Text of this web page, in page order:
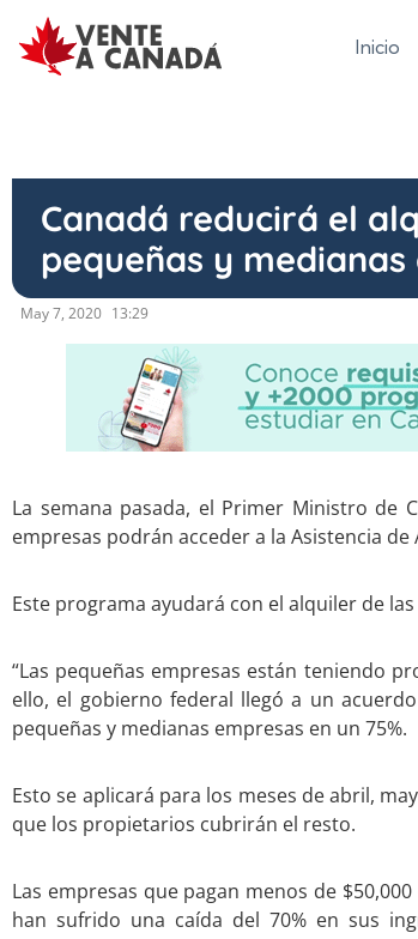
Inicio
Canadá reducirá el
pequeñas y medianas
May 7, 2020 13:29
La semana pasada, el Primer Ministro de
empresas podrán acceder a la Asistencia de
Este programa ayudará con el alquiler de
“Las pequeñas empresas están teniendo
ello, el gobierno federal llegó a un
pequeñas y medianas empresas en un 75%.
Esto se aplicará para los meses de abril,
que los propietarios cubrirán el resto.
Las empresas que pagan menos de
han sufrido una caída del 70% en sus